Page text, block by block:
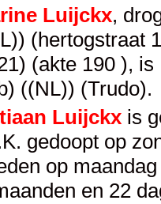
Luijckx,
(hertogstraat
(akte 190 ),
((NL)) (Trudo).
Luijckx is
gedoopt op
op
en 22